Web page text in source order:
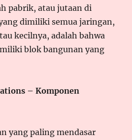
pabrik, atau jutaan di
dimiliki semua jaringan,
kecilnya, adalah bahwa
blok bangunan yang
– Komponen
yang paling mendasar